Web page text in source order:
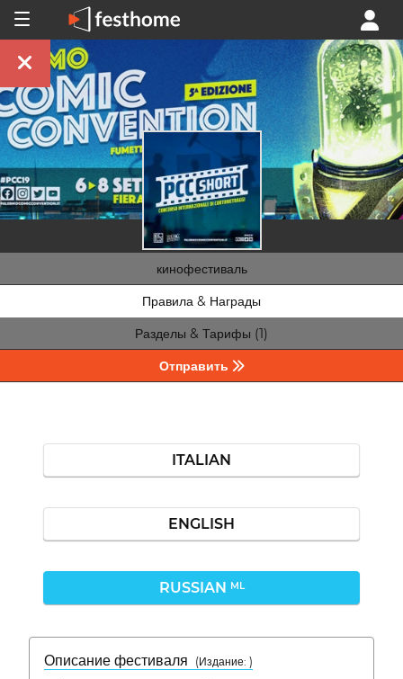
кинофестиваль
Правила & Награды
Разделы & Тарифы (1)
Отправить
ITALIAN
ENGLISH
RUSSIAN ML
Описание фестиваля
( Издание: )